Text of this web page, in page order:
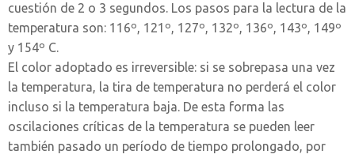
cuestión de 2 o 3 segundos. Los pasos para la lectura de la
temperatura son: 116º, 121º, 127º, 132º, 136º, 143º, 149º
y 154º C.
El color adoptado es irreversible: si se sobrepasa una vez
la temperatura, la tira de temperatura no perderá el color
incluso si la temperatura baja. De esta forma las
oscilaciones críticas de la temperatura se pueden leer
también pasado un período de tiempo prolongado, por